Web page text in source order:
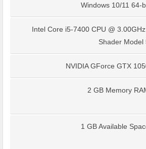
Windows 10/11 64-
Intel Core i5-7400 CPU @
Shader Model
NVIDIA GForce GTX
2 GB Memory
1 GB Available